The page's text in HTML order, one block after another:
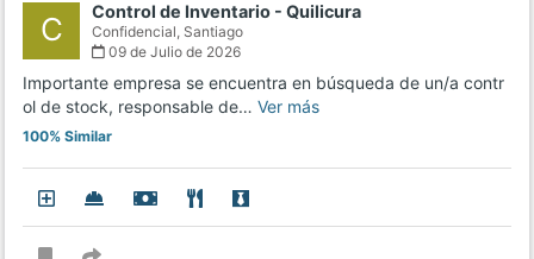
C Control de Inventario - Quilicura
Confidencial, Santiago
09 de Julio de 2026
Importante empresa se encuentra en búsqueda de un/a contr
ol de stock, responsable de… Ver más
100% Similar